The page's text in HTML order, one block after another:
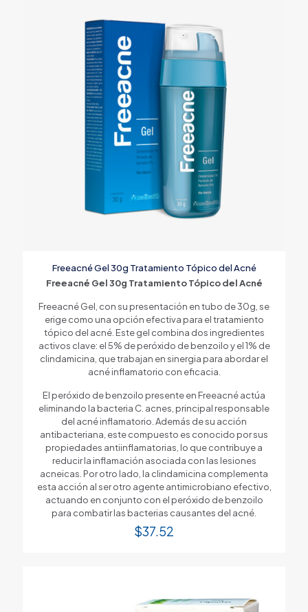
Freeacné Gel 30g Tratamiento Tópico del Acné
Freeacné Gel 30g Tratamiento Tópico del Acné
Freeacné Gel, con su presentación en tubo de 30g, se
erige como una opción efectiva para el tratamiento
tópico del acné. Este gel combina dos ingredientes
activos clave: el 5% de peróxido de benzoilo y el 1% de
clindamicina, que trabajan en sinergia para abordar el
acné inflamatorio con eficacia.
El peróxido de benzoilo presente en Freeacné actúa
eliminando la bacteria C. acnes, principal responsable
del acné inflamatorio. Además de su acción
antibacteriana, este compuesto es conocido por sus
propiedades antiinflamatorias, lo que contribuye a
reducir la inflamación asociada con las lesiones
acneicas. Por otro lado, la clindamicina complementa
esta acción al ser otro agente antimicrobiano efectivo,
actuando en conjunto con el peróxido de benzoilo
para combatir las bacterias causantes del acné.
$37.52